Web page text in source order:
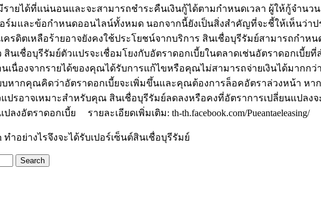
ายได้ที่แน่นอนและจะสามารถชำระคืนเงินกู้ได้ตามกำหนดเวลา ผู้ให้กู้จำน
มและข้อกำหนดออนไลน์ทั้งหมด นอกจากนี้ยังเป็นสิ่งสำคัญที่จะชี้ให้เห็นว่าป
รดิตเหลือร้ายอาจยังคงใช้ประโยชน์จากบริการ สินเชื่อบุรีรัมย์สามารถกำห
สินเชื่อบุรีรัมย์ตัวแปรจะเชื่อมโยงกับอัตราดอกเบี้ยในตลาดเช่นอัตราดอกเ
นเนื่องจากรายได้ของคุณได้รับการแก้ไขหรือคุณไม่สามารถจ่ายเงินได้มา
บหากคุณคิดว่าอัตราดอกเบี้ยจะเพิ่มขึ้นและคุณต้องการล็อคอัตราล่วงหน้า
แปรอาจเหมาะสำหรับคุณ สินเชื่อบุรีรัมย์ลดลงหรือคงที่อัตราการเปลี่ยนแปล
งอัตราดอกเบี้ย รายละเอียดเพิ่มเติม: th-th.facebook.com/Pueantaeleasing/
ทำอย่างไรจึงจะได้รับเปอร์เซ็นต์สินเชื่อบุรีรัมย์